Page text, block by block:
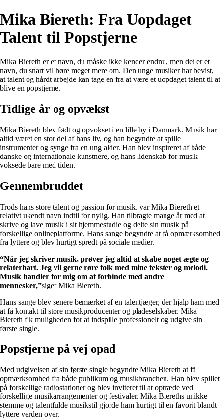
Mika Biereth: Fra Uopdaget
Talent til Popstjerne
Mika Biereth er et navn, du måske ikke kender endnu, men det er et
navn, du snart vil høre meget mere om. Den unge musiker har bevist,
at talent og hårdt arbejde kan tage en fra at være et uopdaget talent til at
blive en popstjerne.
Tidlige år og opvækst
Mika Biereth blev født og opvokset i en lille by i Danmark. Musik har
altid været en stor del af hans liv, og han begyndte at spille
instrumenter og synge fra en ung alder. Han blev inspireret af både
danske og internationale kunstnere, og hans lidenskab for musik
voksede bare med tiden.
Gennembruddet
Trods hans store talent og passion for musik, var Mika Biereth et
relativt ukendt navn indtil for nylig. Han tilbragte mange år med at
skrive og lave musik i sit hjemmestudie og delte sin musik på
forskellige onlineplatforme. Hans sange begyndte at få opmærksomhed
fra lyttere og blev hurtigt spredt på sociale medier.
“Når jeg skriver musik, prøver jeg altid at skabe noget ægte og
relaterbart. Jeg vil gerne røre folk med mine tekster og melodi.
Musik handler for mig om at forbinde med andre
mennesker,”siger Mika Biereth.
Hans sange blev senere bemærket af en talentjæger, der hjalp ham med
at få kontakt til store musikproducenter og pladeselskaber. Mika
Biereth fik muligheden for at indspille professionelt og udgive sin
første single.
Popstjerne på vej opad
Med udgivelsen af ​​sin første single begyndte Mika Biereth at få
opmærksomhed fra både publikum og musikbranchen. Han blev spillet
på forskellige radiostationer og blev inviteret til at optræde ved
forskellige musikarrangementer og festivaler. Mika Biereths unikke
stemme og talentfulde musikstil gjorde ham hurtigt til en favorit blandt
lyttere verden over.